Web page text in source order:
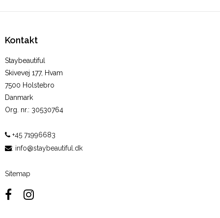
Kontakt
Staybeautiful
Skivevej 177, Hvam
7500 Holstebro
Danmark
Org. nr.: 30530764
+45 71996683
: info@staybeautiful.dk
Sitemap